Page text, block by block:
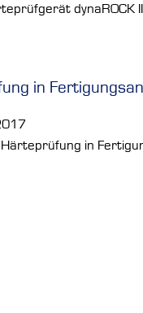
dynaROCK
in
in